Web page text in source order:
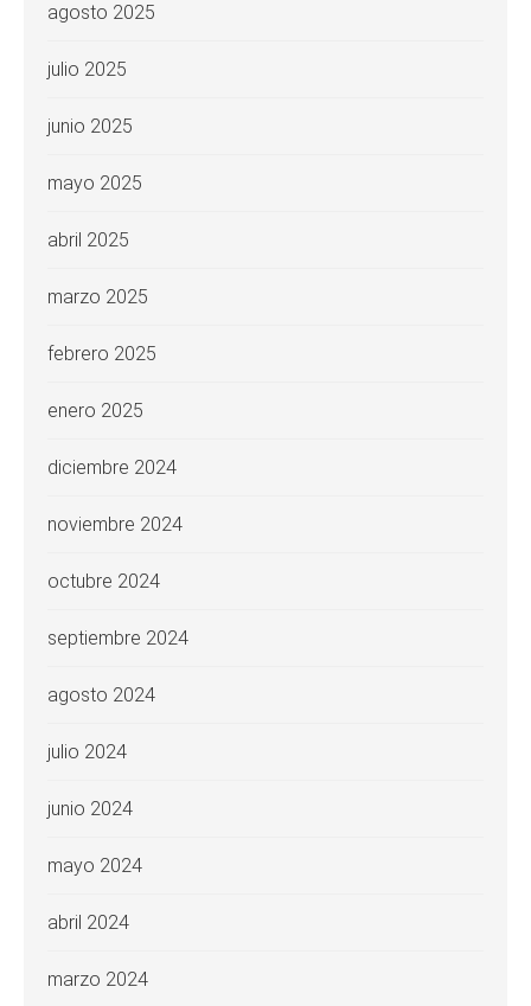
agosto 2025
julio 2025
junio 2025
mayo 2025
abril 2025
marzo 2025
febrero 2025
enero 2025
diciembre 2024
noviembre 2024
octubre 2024
septiembre 2024
agosto 2024
julio 2024
junio 2024
mayo 2024
abril 2024
marzo 2024